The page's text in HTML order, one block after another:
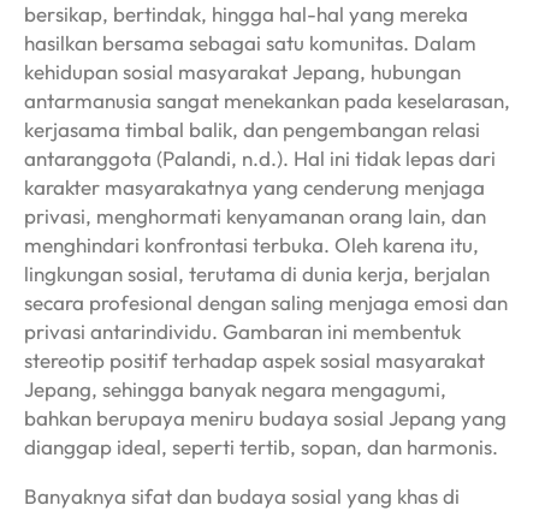
bersikap, bertindak, hingga hal-hal yang mereka
hasilkan bersama sebagai satu komunitas. Dalam
kehidupan sosial masyarakat Jepang, hubungan
antarmanusia sangat menekankan pada keselarasan,
kerjasama timbal balik, dan pengembangan relasi
antaranggota (Palandi, n.d.). Hal ini tidak lepas dari
karakter masyarakatnya yang cenderung menjaga
privasi, menghormati kenyamanan orang lain, dan
menghindari konfrontasi terbuka. Oleh karena itu,
lingkungan sosial, terutama di dunia kerja, berjalan
secara profesional dengan saling menjaga emosi dan
privasi antarindividu. Gambaran ini membentuk
stereotip positif terhadap aspek sosial masyarakat
Jepang, sehingga banyak negara mengagumi,
bahkan berupaya meniru budaya sosial Jepang yang
dianggap ideal, seperti tertib, sopan, dan harmonis.
Banyaknya sifat dan budaya sosial yang khas di